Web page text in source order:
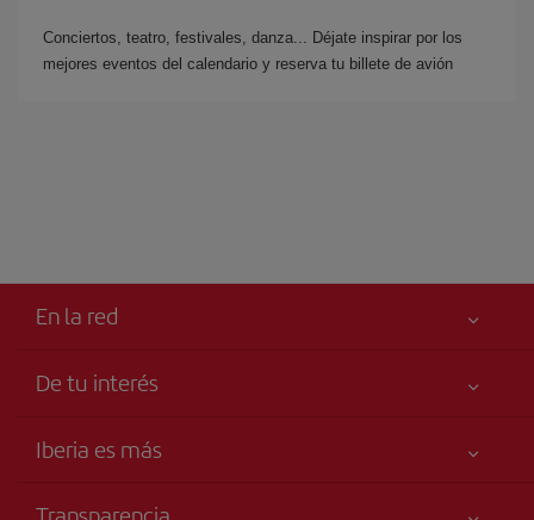
Conciertos, teatro, festivales, danza... Déjate inspirar por los
mejores eventos del calendario y reserva tu billete de avión
En la red
De tu interés
Tu seguridad es lo primero
Iberia es más